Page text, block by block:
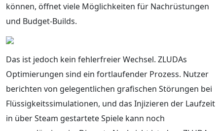
können, öffnet viele Möglichkeiten für Nachrüstungen
und Budget-Builds.
Das ist jedoch kein fehlerfreier Wechsel. ZLUDAs
Optimierungen sind ein fortlaufender Prozess. Nutzer
berichten von gelegentlichen grafischen Störungen bei
Flüssigkeitssimulationen, und das Injizieren der Laufzeit
in über Steam gestartete Spiele kann noch